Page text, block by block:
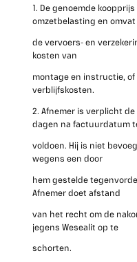
1. De genoemde
omzetbelasting en omvat
de vervoers- en
kosten van
montage en instructie, of
verblijfskosten.
2. Afnemer is verplicht
dagen na factuurdatum
voldoen. Hij is niet
wegens een door
hem gestelde
Afnemer doet afstand
van het recht om de
jegens Wesealit op te
schorten.